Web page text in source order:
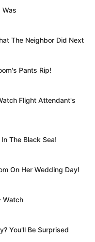
a parlamenti
az érdemi viták
hogyan lehet
politikai
véget.
munka
az ülés alatt
hogyan lehet a
átalakította a
jelenetből
Was
The Neighbor Did Next
Pants Rip!
Flight Attendant's
The Black Sea!
On Her Wedding Day!
Watch
You'll Be Surprised